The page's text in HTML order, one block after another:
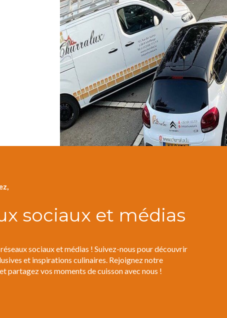
sociaux et médias
sociaux et médias ! Suivez-nous pour découvrir
et inspirations culinaires. Rejoignez notre
partagez vos moments de cuisson avec nous !